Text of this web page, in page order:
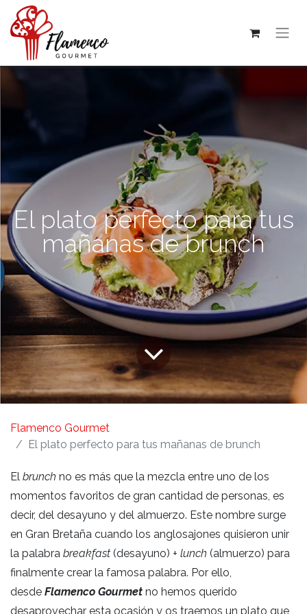
El plato perfecto para tus
mañanas de brunch
Flamenco Gourmet
El plato perfecto para tus mañanas de brunch
El brunch no es más que la mezcla entre uno de los
momentos favoritos de gran cantidad de personas, es
decir, del desayuno y del almuerzo. Este nombre surge
en Gran Bretaña cuando los anglosajones quisieron unir
la palabra breakfast (desayuno) + lunch (almuerzo) para
finalmente crear la famosa palabra. Por ello,
desde Flamenco Gourmet no hemos querido
desaprovechar esta ocasión y os traemos un plato que